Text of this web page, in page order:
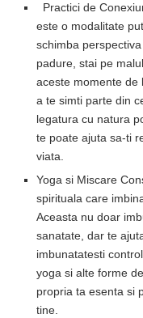
Practici de
este o modalitate
schimba
padure, stai pe
aceste momente de
a te simti parte din
legatura cu natura
te poate ajuta sa-ti
viata.
Yoga si Miscare
spirituala care
Aceasta nu doar
sanatate, dar te
imbunatatesti
yoga si alte forme
propria ta esenta si
tine.